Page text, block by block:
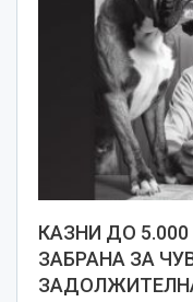
КАЗНИ ДО
ЗАБРАНА ЗА